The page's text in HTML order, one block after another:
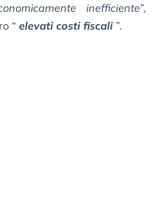
inefficiente”,
“ elevati costi fiscali ”.